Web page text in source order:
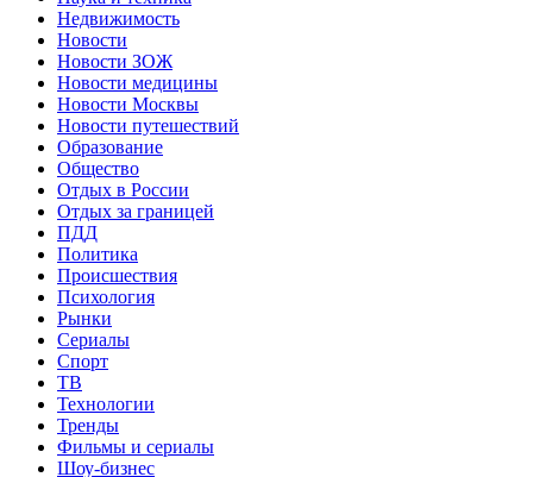
Недвижимость
Новости
Новости ЗОЖ
Новости медицины
Новости Москвы
Новости путешествий
Образование
Общество
Отдых в России
Отдых за границей
ПДД
Политика
Происшествия
Психология
Рынки
Сериалы
Спорт
ТВ
Технологии
Тренды
Фильмы и сериалы
Шоу-бизнес